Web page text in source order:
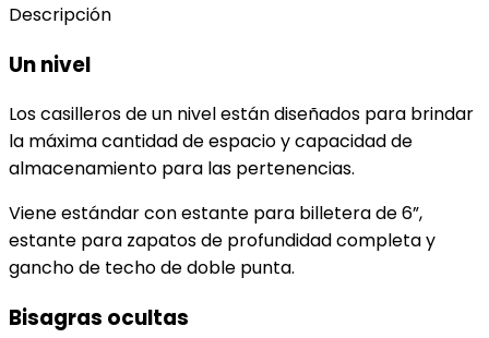
Descripción
Un nivel
Los casilleros de un nivel están diseñados para brindar
la máxima cantidad de espacio y capacidad de
almacenamiento para las pertenencias.
Viene estándar con estante para billetera de 6”,
estante para zapatos de profundidad completa y
gancho de techo de doble punta.
Bisagras ocultas